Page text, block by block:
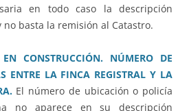
en todo caso la descripción
basta la remisión al Catastro.
CONSTRUCCIÓN. NÚMERO DE
ENTRE LA FINCA REGISTRAL Y LA
El número de ubicación o policía
no aparece en su descripción